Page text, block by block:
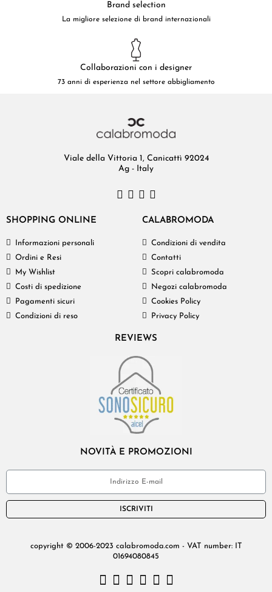
Brand selection
La migliore selezione di brand internazionali
Collaborazioni con i designer
73 anni di esperienza nel settore abbigliamento
Viale della Vittoria 1, Canicattì 92024
Ag - Italy
SHOPPING ONLINE
Informazioni personali
Ordini e Resi
My Wishlist
Costi di spedizione
Pagamenti sicuri
Condizioni di reso
CALABROMODA
Condizioni di vendita
Contatti
Scopri calabromoda
Negozi calabromoda
Cookies Policy
Privacy Policy
REVIEWS
NOVITÀ E PROMOZIONI
ISCRIVITI
copyright © 2006-2023 calabromoda.com - VAT number: IT
01694080845